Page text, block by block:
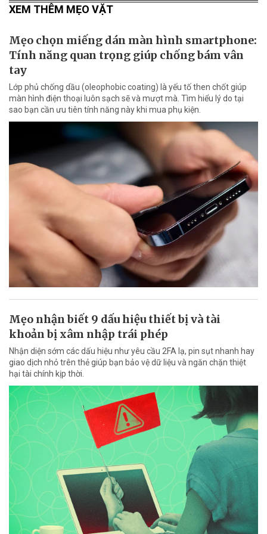
XEM THÊM MẸO VẶT
Mẹo chọn miếng dán màn hình smartphone:
Tính năng quan trọng giúp chống bám vân
tay
Lớp phủ chống dầu (oleophobic coating) là yếu tố then chốt giúp
màn hình điện thoại luôn sạch sẽ và mượt mà. Tìm hiểu lý do tại
sao bạn cần ưu tiên tính năng này khi mua phụ kiện.
Mẹo nhận biết 9 dấu hiệu thiết bị và tài
khoản bị xâm nhập trái phép
Nhận diện sớm các dấu hiệu như yêu cầu 2FA lạ, pin sụt nhanh hay
giao dịch nhỏ trên thẻ giúp bạn bảo vệ dữ liệu và ngăn chặn thiệt
hại tài chính kịp thời.